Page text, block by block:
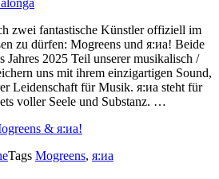
zwei fantastische Künstler offiziell im
zu dürfen: Mogreens und я:иа! Beide
Jahres 2025 Teil unserer musikalisch /
uns mit ihrem einzigartigen Sound,
Leidenschaft für Musik. я:иа steht für
voller Seele und Substanz. …
& я:иа!
Tags Mogreens, я:иа